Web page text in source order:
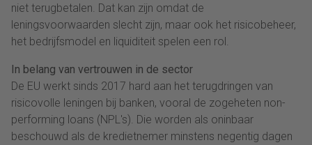
niet terugbetalen. Dat kan zijn omdat de
leningsvoorwaarden slecht zijn, maar ook het risicobeheer,
het bedrijfsmodel en liquiditeit spelen een rol.
In belang van vertrouwen in de sector
De EU werkt sinds 2017 hard aan het terugdringen van
risicovolle leningen bij banken, vooral de zogeheten non-
performing loans (NPL's). Die worden als oninbaar
beschouwd als de kredietnemer minstens negentig dagen